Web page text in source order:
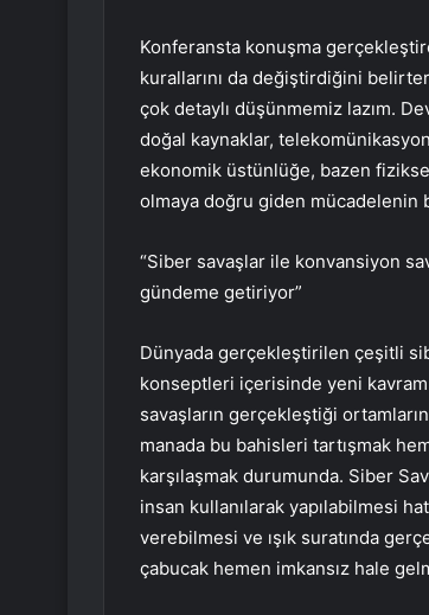
Konferansta konuşma
kurallarını da değiştirdiğini
çok detaylı düşünmemiz lazım.
doğal kaynaklar,
ekonomik üstünlüğe, bazen
olmaya doğru giden mücadelenin
“Siber savaşlar ile konvansiyon
gündeme getiriyor”
Dünyada gerçekleştirilen çeşitli
konseptleri içerisinde yeni
savaşların gerçekleştiği
manada bu bahisleri tartışmak
karşılaşmak durumunda. Siber
insan kullanılarak yapılabilmesi
verebilmesi ve ışık suratında
çabucak hemen imkansız hale